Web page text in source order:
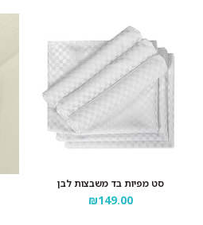
סט מפיות בד משבצות לבן
₪149.00